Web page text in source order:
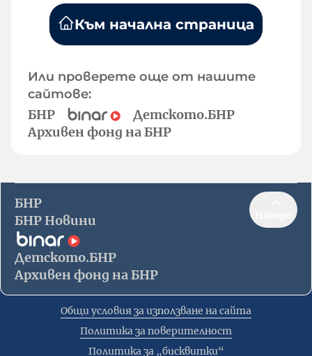
Към начална страница
Или проверете още от нашите
сайтове:
БНР
Детското.БНР
Архивен фонд на БНР
БНР
БНР Новини
Детското.БНР
Архивен фонд на БНР
Общи условия за използване на сайта
Политика за поверителност
Политика за „бисквитки“